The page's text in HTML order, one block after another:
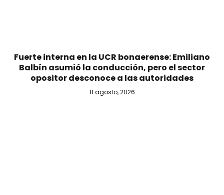
Fuerte interna en la UCR bonaerense: Emiliano
Balbín asumió la conducción, pero el sector
opositor desconoce a las autoridades
8 agosto, 2026